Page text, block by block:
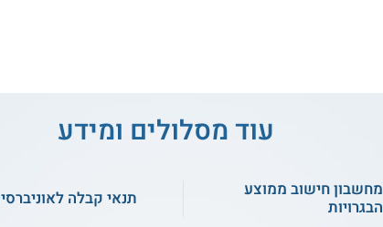
עוד מסלולים ומידע
מחשבון חישוב ממוצע
הבגרויות
תנאי קבלה